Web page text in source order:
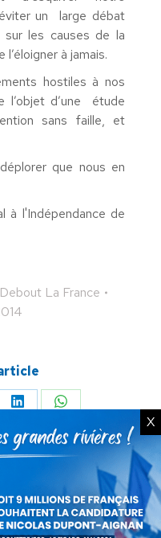
un large débat
sur les causes de la
à jamais.
hostiles à nos
l’objet d’une étude
sans faille, et
que nous en
à l'Indépendance de
Debout La France
Partager
sur
LinkedIn
Partager
sur
WhatsApp
La France
la-france.fr/
X